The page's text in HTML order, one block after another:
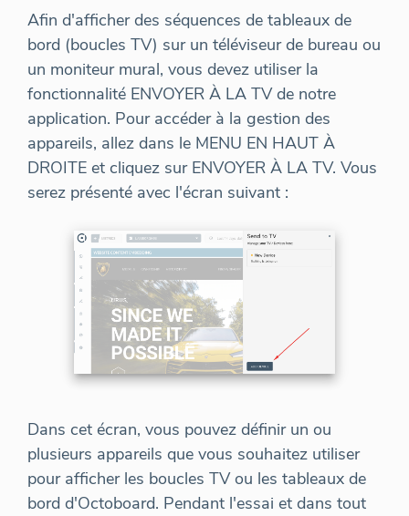
Afin d'afficher des séquences de tableaux de
bord (boucles TV) sur un téléviseur de bureau ou
un moniteur mural, vous devez utiliser la
fonctionnalité ENVOYER À LA TV de notre
application. Pour accéder à la gestion des
appareils, allez dans le MENU EN HAUT À
DROITE et cliquez sur ENVOYER À LA TV. Vous
serez présenté avec l'écran suivant :
Dans cet écran, vous pouvez définir un ou
plusieurs appareils que vous souhaitez utiliser
pour afficher les boucles TV ou les tableaux de
bord d'Octoboard. Pendant l'essai et dans tout